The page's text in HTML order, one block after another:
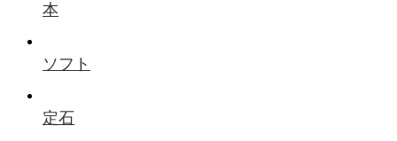
本
ソフト
定石